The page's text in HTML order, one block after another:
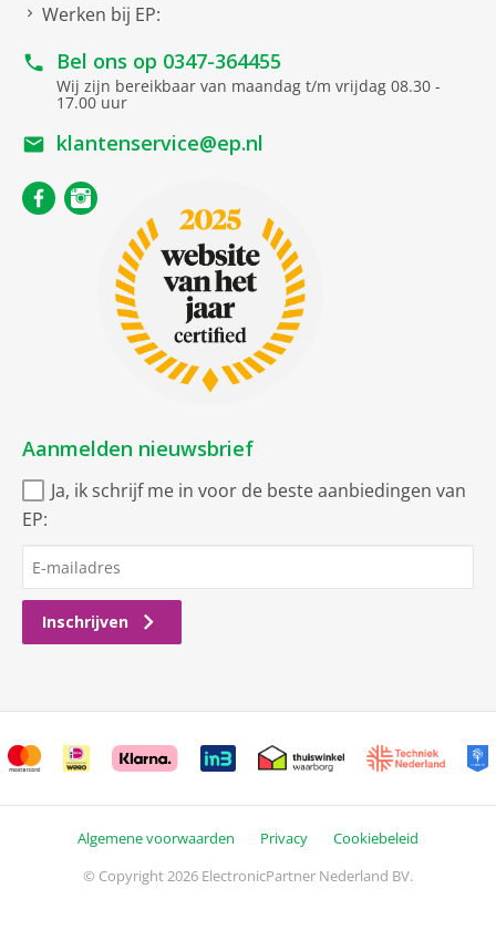
Werken bij EP:
Bel ons op 0347-364455
Wij zijn bereikbaar van maandag t/m vrijdag 08.30 -
17.00 uur
klantenservice@ep.nl
Aanmelden nieuwsbrief
Ja, ik schrijf me in voor de beste aanbiedingen van
EP:
Inschrijven
Algemene voorwaarden Privacy
Cookiebeleid
© Copyright 2026 ElectronicPartner Nederland BV.